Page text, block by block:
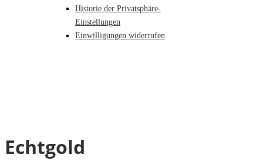
Historie der Privatsphäre-
Einstellungen
Einwilligungen widerrufen
Echtgold